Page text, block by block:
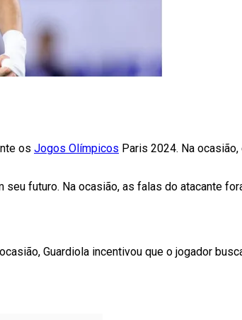
os Jogos Olímpicos Paris 2024. Na
futuro. Na ocasião, as falas do atacante
Guardiola incentivou que o jogador